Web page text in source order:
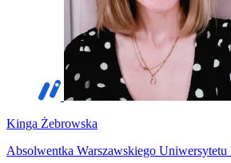
Kinga Żebrowska
Absolwentka Warszawskiego Uniwersytetu